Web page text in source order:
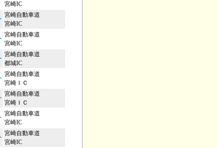
宮崎IC
宮崎自動車道
宮崎IC
宮崎自動車道
宮崎IC
宮崎自動車道
都城IC
宮崎自動車道
宮崎ＩＣ
宮崎自動車道
宮崎ＩＣ
宮崎自動車道
宮崎IC
宮崎自動車道
宮崎IC